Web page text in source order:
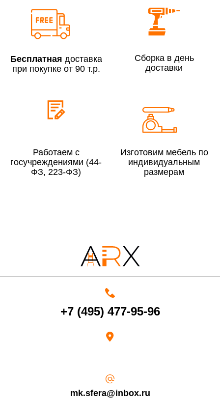
Сборка по Москве в будние дни при заказе:
Свыше 300 000 руб.
Сборка по Московской области при заказе:
Срок возврата товара надлежащего качества составляет 30 дней с
Возврат переведенных средств производится на Ваш банковский
Бесплатная доставка
при покупке от 90 т.р.
Сборка в день
доставки
Работаем с
госучреждениями (44-
ФЗ, 223-ФЗ)
Изготовим мебель по
индивидуальным
размерам
+7 (495) 477-95-96
mk.sfera@inbox.ru